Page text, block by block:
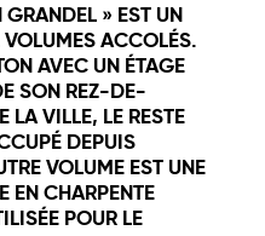
» EST UN
ACCOLÉS.
AVEC UN ÉTAGE
SON REZ-DE-
LA VILLE, LE RESTE
DEPUIS
VOLUME EST UNE
EN CHARPENTE
POUR LE